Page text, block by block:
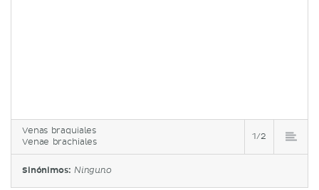
Venas braquiales
Venae brachiales
1/2
Sinónimos: Ninguno